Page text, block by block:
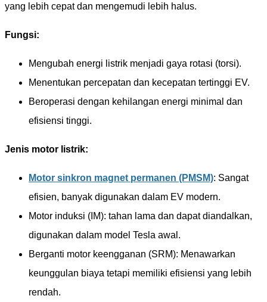
yang lebih cepat dan mengemudi lebih halus.
Fungsi:
Mengubah energi listrik menjadi gaya rotasi (torsi).
Menentukan percepatan dan kecepatan tertinggi EV.
Beroperasi dengan kehilangan energi minimal dan
efisiensi tinggi.
Jenis motor listrik:
Motor sinkron magnet permanen (PMSM): Sangat
efisien, banyak digunakan dalam EV modern.
Motor induksi (IM): tahan lama dan dapat diandalkan,
digunakan dalam model Tesla awal.
Berganti motor keengganan (SRM): Menawarkan
keunggulan biaya tetapi memiliki efisiensi yang lebih
rendah.